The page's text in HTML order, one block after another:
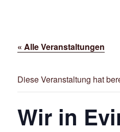
« Alle Veranstaltungen
Diese Veranstaltung hat
Wir in